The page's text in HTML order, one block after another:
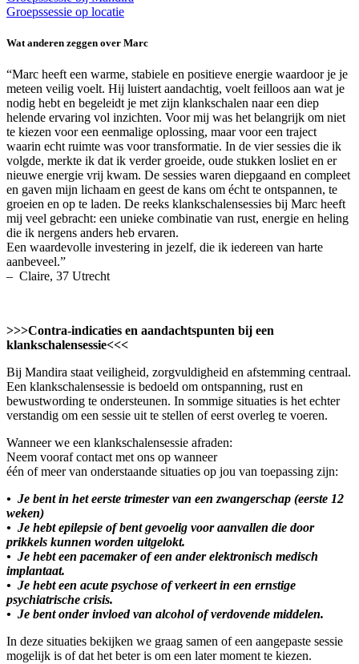
Groepssessie op locatie
Wat anderen zeggen over Marc
“Marc heeft een warme, stabiele en positieve energie waardoor je je
meteen veilig voelt. Hij luistert aandachtig, voelt feilloos aan wat je
nodig hebt en begeleidt je met zijn klankschalen naar een diep
helende ervaring vol inzichten. Voor mij was het belangrijk om niet
te kiezen voor een eenmalige oplossing, maar voor een traject
waarin echt ruimte was voor transformatie. In de vier sessies die ik
volgde, merkte ik dat ik verder groeide, oude stukken losliet en er
nieuwe energie vrij kwam. De sessies waren diepgaand en compleet
en gaven mijn lichaam en geest de kans om écht te ontspannen, te
groeien en op te laden. De reeks klankschalensessies bij Marc heeft
mij veel gebracht: een unieke combinatie van rust, energie en heling
die ik nergens anders heb ervaren.
Een waardevolle investering in jezelf, die ik iedereen van harte
aanbeveel.”
– Claire, 37 Utrecht
>>>Contra-indicaties en aandachtspunten bij een
klankschalensessie<<<
Bij Mandira staat veiligheid, zorgvuldigheid en afstemming centraal.
Een klankschalensessie is bedoeld om ontspanning, rust en
bewustwording te ondersteunen. In sommige situaties is het echter
verstandig om een sessie uit te stellen of eerst overleg te voeren.
Wanneer we een klankschalensessie afraden:
Neem vooraf contact met ons op wanneer
één of meer van onderstaande situaties op jou van toepassing zijn:
•⁠ ⁠Je bent in het eerste trimester van een zwangerschap (eerste 12
weken)
•⁠ ⁠Je hebt epilepsie of bent gevoelig voor aanvallen die door
prikkels kunnen worden uitgelokt.
•⁠ ⁠Je hebt een pacemaker of een ander elektronisch medisch
implantaat.
•⁠ ⁠Je hebt een acute psychose of verkeert in een ernstige
psychiatrische crisis.
•⁠ ⁠Je bent onder invloed van alcohol of verdovende middelen.
In deze situaties bekijken we graag samen of een aangepaste sessie
mogelijk is of dat het beter is om een later moment te kiezen.